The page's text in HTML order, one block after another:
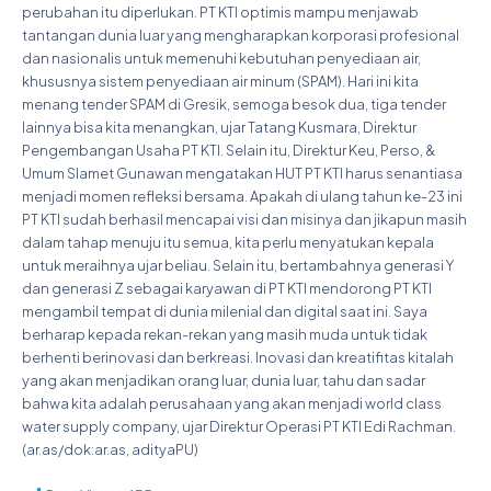
perubahan itu diperlukan. PT KTI optimis mampu menjawab
tantangan dunia luar yang mengharapkan korporasi profesional
dan nasionalis untuk memenuhi kebutuhan penyediaan air,
khususnya sistem penyediaan air minum (SPAM). Hari ini kita
menang tender SPAM di Gresik, semoga besok dua, tiga tender
lainnya bisa kita menangkan, ujar Tatang Kusmara, Direktur
Pengembangan Usaha PT KTI. Selain itu, Direktur Keu, Perso, &
Umum Slamet Gunawan mengatakan HUT PT KTI harus senantiasa
menjadi momen refleksi bersama. Apakah di ulang tahun ke-23 ini
PT KTI sudah berhasil mencapai visi dan misinya dan jikapun masih
dalam tahap menuju itu semua, kita perlu menyatukan kepala
untuk meraihnya ujar beliau. Selain itu, bertambahnya generasi Y
dan generasi Z sebagai karyawan di PT KTI mendorong PT KTI
mengambil tempat di dunia milenial dan digital saat ini. Saya
berharap kepada rekan-rekan yang masih muda untuk tidak
berhenti berinovasi dan berkreasi. Inovasi dan kreatifitas kitalah
yang akan menjadikan orang luar, dunia luar, tahu dan sadar
bahwa kita adalah perusahaan yang akan menjadi world class
water supply company, ujar Direktur Operasi PT KTI Edi Rachman.
(ar.as/dok:ar.as, adityaPU)